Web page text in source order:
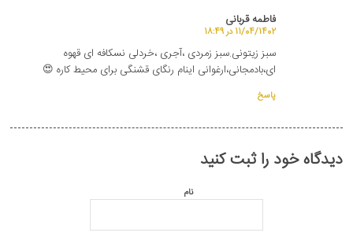
فاطمه قربانی
گفته:
11/04/1402 در 18:49
سبز زیتونی.سبز زمردی ،آجری ،خردلی نسکافه ای قهوه
ای،بادمجانی،ارغوانی اینام رنگای قشنگی برای محیط کاره 😍
پاسخ
دیدگاه خود را ثبت کنید
نام